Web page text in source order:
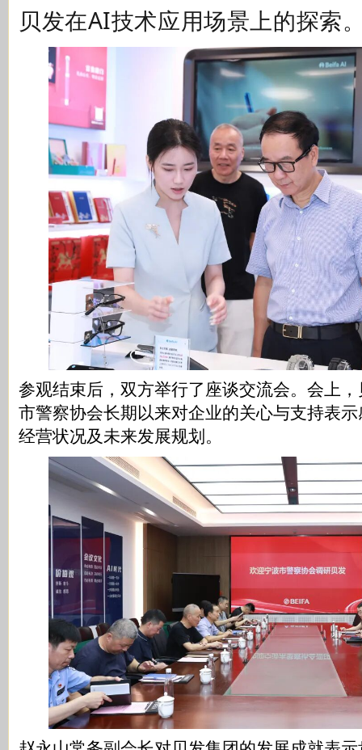
贝发在AI技术应用场景上的探索
参观结束后，双方举行了座谈交流会。会上
市警察协会长期以来对企业的关心与支持表
经营状况及未来发展规划。